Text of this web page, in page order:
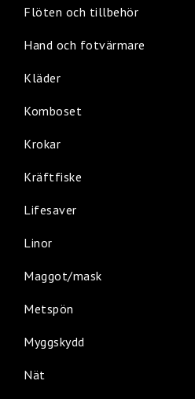
Flöten och tillbehör
Hand och fotvärmare
Kläder
Komboset
Krokar
Kräftfiske
Lifesaver
Linor
Maggot/mask
Metspön
Myggskydd
Nät